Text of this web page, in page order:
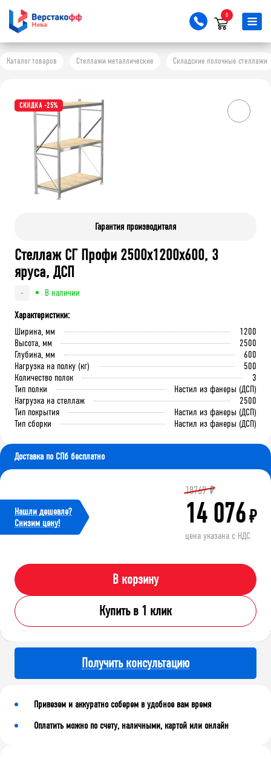
0
Каталог товаров Стеллажи металлические Складские полочные стеллажи
СКИДКА -25%
Гарантия производителя
Стеллаж СГ Профи 2500х1200х600, 3
яруса, ДСП
-
В наличии
Характеристики:
Ширина, мм
1200
Высота, мм
2500
Глубина, мм
600
Нагрузка на полку (кг)
500
Количество полок
3
Тип полки
Настил из фанеры (ДСП)
Нагрузка на стеллаж
2500
Тип покрытия
Настил из фанеры (ДСП)
Тип сборки
Настил из фанеры (ДСП)
Доставка по СПб бесплатно
Нашли дешевле?
Cнизим цену!
18769 ₽
14 076₽
цена указана с НДС
В корзину
Купить в 1 клик
Получить консультацию
Привезем и аккуратно соберем в удобное вам время
Оплатить можно по счету, наличными, картой или онлайн